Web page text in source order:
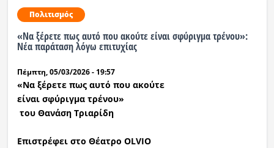
Πολιτισμός
«Να ξέρετε πως αυτό που ακούτε είναι σφύριγμα τρένου»:
Νέα παράταση λόγω επιτυχίας
Πέμπτη, 05/03/2026 - 19:57
«Να ξέρετε πως αυτό που ακούτε
είναι σφύριγμα τρένου»
του Θανάση Τριαρίδη
Επιστρέφει στο Θέατρο OLVIO